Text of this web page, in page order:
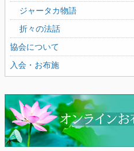
ジャータカ物語
折々の法話
協会について
入会・お布施